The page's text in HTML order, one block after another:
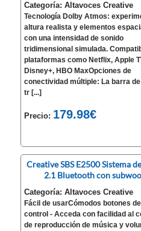
Categoría: Altavoces Creative
Tecnología Dolby Atmos:
altura realista y elementos
con una intensidad de sonido
tridimensional simulada.
plataformas como Netflix, Apple
Disney+, HBO MaxOpciones de
conectividad múltiple: La barra
tr [...]
Precio: 179.98€
Creative SBS E2500 Sistema
2.1 Bluetooth con
Categoría: Altavoces Creative
Fácil de usarCómodos botones de
control - Acceda con facilidad al
de reproducción de música y